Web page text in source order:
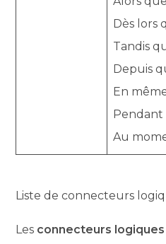
Dès lors
Tandis
Depuis
En
Pendant
Au
Liste de connecteurs
Les connecteurs logiques